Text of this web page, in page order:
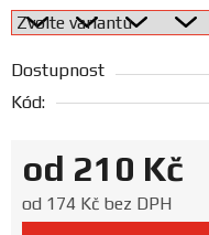
Blog
Ceníky
a
Dostupnost
Kód:
od 210 Kč
od 174 Kč bez DPH